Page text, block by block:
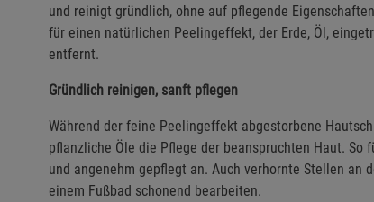
und reinigt gründlich, ohne auf pflegende
für einen natürlichen Peelingeffekt, der Erde, Öl,
entfernt.
Gründlich reinigen, sanft pflegen
Während der feine Peelingeffekt abgestorbene
pflanzliche Öle die Pflege der beanspruchten Haut. So
und angenehm gepflegt an. Auch verhornte Stellen an
einem Fußbad schonend bearbeiten.